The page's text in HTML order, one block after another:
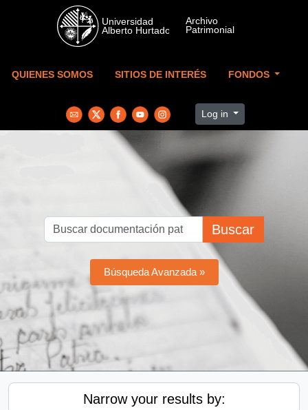
Skip to main content
QUIENES SOMOS SITIOS DE INTERÉS FONDOS
Log in
Buscar
Búsqueda Avanzada »
Narrow your results by: